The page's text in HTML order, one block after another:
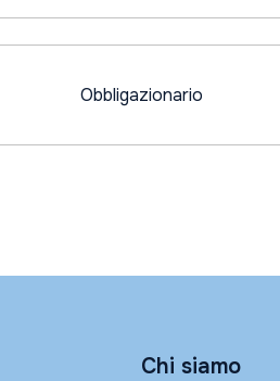
Obbligazionario
Chi siamo